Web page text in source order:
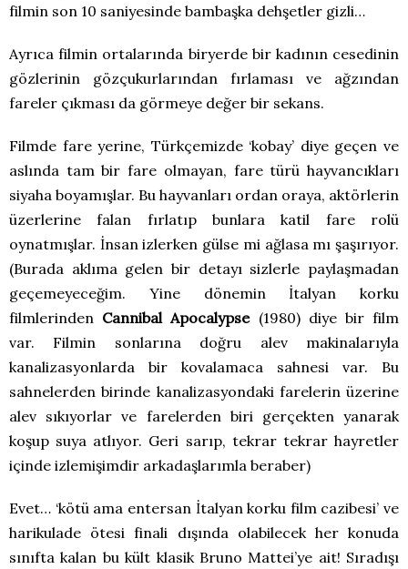
filmin son 10 saniyesinde bambaşka dehşetler gizli…
Ayrıca filmin ortalarında biryerde bir kadının cesedinin
gözlerinin gözçukurlarından fırlaması ve ağzından
fareler çıkması da görmeye değer bir sekans.
Filmde fare yerine, Türkçemizde ‘kobay’ diye geçen ve
aslında tam bir fare olmayan, fare türü hayvancıkları
siyaha boyamışlar. Bu hayvanları ordan oraya, aktörlerin
üzerlerine falan fırlatıp bunlara katil fare rolü
oynatmışlar. İnsan izlerken gülse mi ağlasa mı şaşırıyor.
(Burada aklıma gelen bir detayı sizlerle paylaşmadan
geçemeyeceğim. Yine dönemin İtalyan korku
filmlerinden Cannibal Apocalypse(1980) diye bir film
var. Filmin sonlarına doğru alev makinalarıyla
kanalizasyonlarda bir kovalamaca sahnesi var. Bu
sahnelerden birinde kanalizasyondaki farelerin üzerine
alev sıkıyorlar ve farelerden biri gerçekten yanarak
koşup suya atlıyor. Geri sarıp, tekrar tekrar hayretler
içinde izlemişimdir arkadaşlarımla beraber)
Evet… ‘kötü ama entersan İtalyan korku film cazibesi’ ve
harikulade ötesi finali dışında olabilecek her konuda
sınıfta kalan bu kült klasik Bruno Mattei’ye ait! Sıradışı